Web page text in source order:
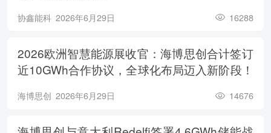
协鑫能科 2026年6月29日 16288
2026欧洲智慧能源展收官：海博思创合计签订
近10GWh合作协议，全球化布局迈入新阶段！
海博思创 2026年6月29日 14676